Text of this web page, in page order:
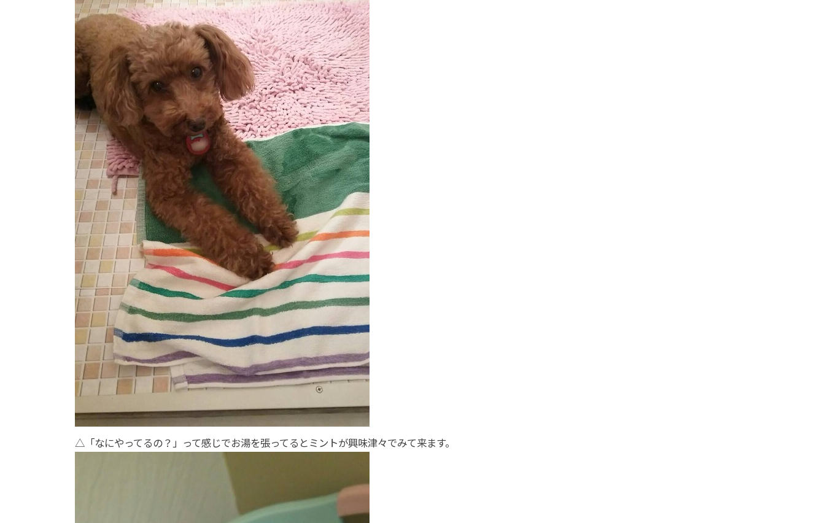
△「なにやってるの？」って感じでお湯を張ってるとミントが興味津々でみて来ます。